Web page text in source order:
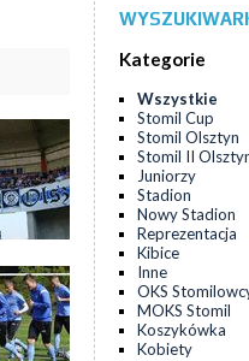
Kategorie
Wszystkie
Stomil Cup
Stomil Olsztyn
Stomil II
Juniorzy
Stadion
Nowy Stadion
Reprezentacja
Kibice
Inne
OKS
MOKS Stomil
Koszykówka
Kobiety